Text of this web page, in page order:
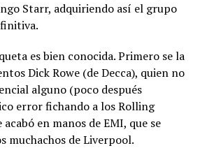
Starr, adquiriendo así el grupo
es bien conocida. Primero se la
Dick Rowe (de Decca), quien no
alguno (poco después
error fichando a los Rolling
en manos de EMI, que se
muchachos de Liverpool.